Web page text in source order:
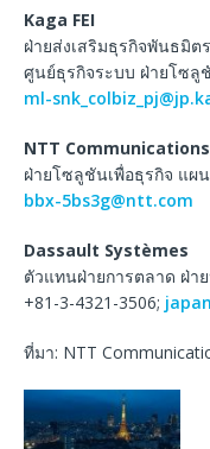
Kaga FEI
ฝ่ายส่งเสริมธุรกิจพันธมิตร
ศูนย์ธุรกิจระบบ ฝ่ายโซลู
ml-
NTT Communications
ฝ่ายโซลูชันเพื่อธุรกิจ แผ
bbx-5bs3g@ntt.com
Dassault Systèmes
ตัวแทนฝ่ายการตลาด ฝ่า
+81-3-4321-3506;
ที่มา: NTT